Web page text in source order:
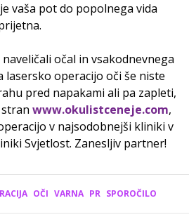
vaša pot do popolnega vida
očal in vsakodnevnega
lasersko operacijo oči še niste
pred napakami ali pa zapleti,
www.okulistceneje.com,
v najsodobnejši kliniki v
Svjetlost. Zanesljiv partner!
OČI VARNA PR SPOROČILO